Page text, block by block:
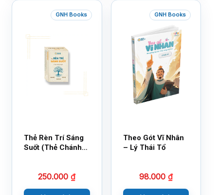
GNH Books
Thẻ Rèn Trí Sáng
Suốt (Thẻ Chánh
250.000₫
GNH Books
Theo Gót Vĩ Nhân
– Lý Thái Tổ
98.000 ₫